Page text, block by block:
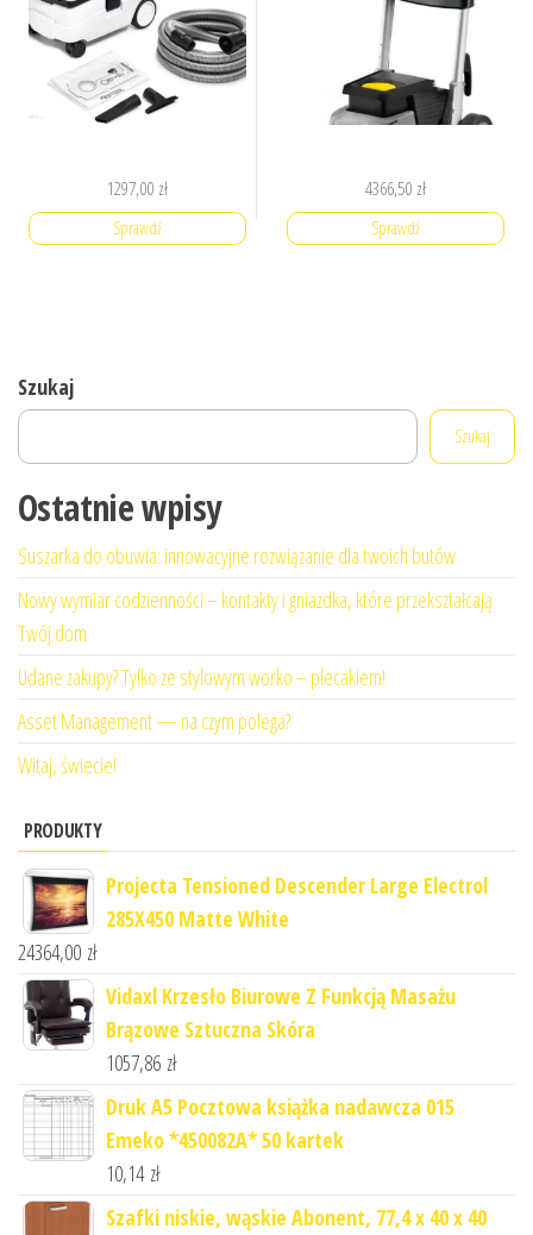
1297,00 zł
Sprawdź
4366,50 zł
Sprawdź
Szukaj
Szukaj
Ostatnie wpisy
Suszarka do obuwia: innowacyjne rozwiązanie dla twoich butów
Nowy wymiar codzienności – kontakty i gniazdka, które przekształcają
Twój dom
Udane zakupy? Tylko ze stylowym worko – plecakiem!
Asset Management — na czym polega?
Witaj, świecie!
PRODUKTY
Projecta Tensioned Descender Large Electrol
285X450 Matte White
24364,00 zł
Vidaxl Krzesło Biurowe Z Funkcją Masażu
Brązowe Sztuczna Skóra
1057,86 zł
Druk A5 Pocztowa książka nadawcza 015
Emeko *450082A* 50 kartek
10,14 zł
Szafki niskie, wąskie Abonent, 77,4 x 40 x 40